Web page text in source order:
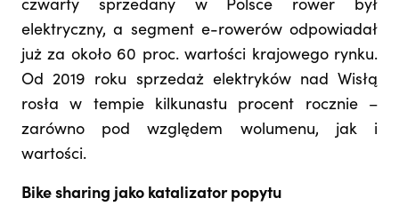
czwarty sprzedany w Polsce rower był
elektryczny, a segment e-rowerów odpowiadał
już za około 60 proc. wartości krajowego rynku.
Od 2019 roku sprzedaż elektryków nad Wisłą
rosła w tempie kilkunastu procent rocznie –
zarówno pod względem wolumenu, jak i
wartości.
Bike sharing jako katalizator popytu